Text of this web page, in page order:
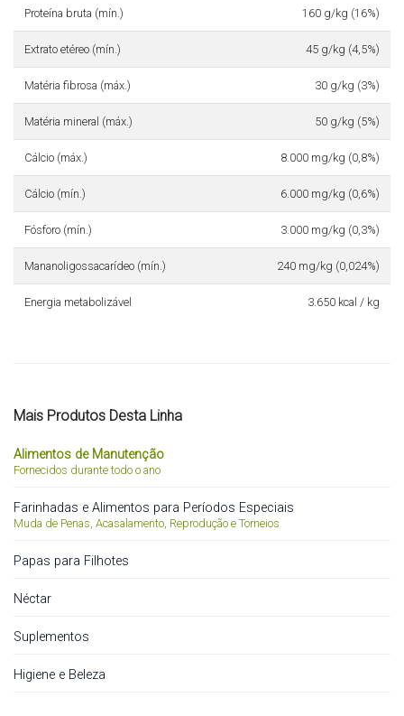
Proteína bruta (mín.) 160 g/kg (16%)
Extrato etéreo (mín.) 45 g/kg (4,5%)
Matéria fibrosa (máx.) 30 g/kg (3%)
Matéria mineral (máx.) 50 g/kg (5%)
Cálcio (máx.) 8.000 mg/kg (0,8%)
Cálcio (mín.) 6.000 mg/kg (0,6%)
Fósforo (mín.) 3.000 mg/kg (0,3%)
Mananoligossacarídeo (mín.) 240 mg/kg (0,024%)
Energia metabolizável 3.650 kcal / kg
Mais Produtos Desta Linha
Alimentos de Manutenção
Fornecidos durante todo o ano
Farinhadas e Alimentos para Períodos Especiais
Muda de Penas, Acasalamento, Reprodução e Torneios
Papas para Filhotes
Néctar
Suplementos
Higiene e Beleza